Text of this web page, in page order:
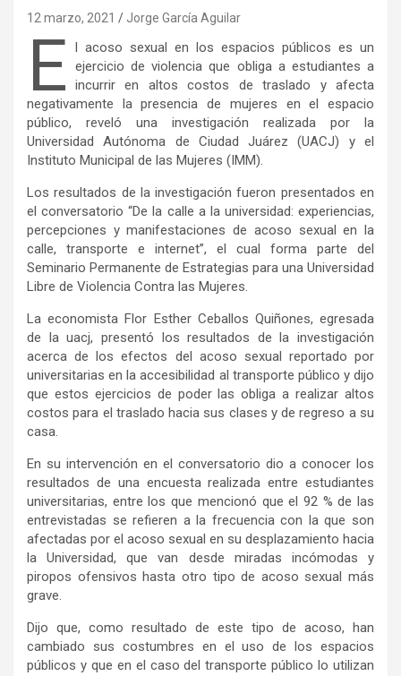
12 marzo, 2021 Jorge García Aguilar
E
l acoso sexual en los espacios públicos es un
ejercicio de violencia que obliga a estudiantes a
incurrir en altos costos de traslado y afecta
negativamente la presencia de mujeres en el espacio
público, reveló una investigación realizada por la
Universidad Autónoma de Ciudad Juárez (UACJ) y el
Instituto Municipal de las Mujeres (IMM).
Los resultados de la investigación fueron presentados en
el conversatorio “De la calle a la universidad: experiencias,
percepciones y manifestaciones de acoso sexual en la
calle, transporte e internet”, el cual forma parte del
Seminario Permanente de Estrategias para una Universidad
Libre de Violencia Contra las Mujeres.
La economista Flor Esther Ceballos Quiñones, egresada
de la uacj, presentó los resultados de la investigación
acerca de los efectos del acoso sexual reportado por
universitarias en la accesibilidad al transporte público y dijo
que estos ejercicios de poder las obliga a realizar altos
costos para el traslado hacia sus clases y de regreso a su
casa.
En su intervención en el conversatorio dio a conocer los
resultados de una encuesta realizada entre estudiantes
universitarias, entre los que mencionó que el 92 % de las
entrevistadas se refieren a la frecuencia con la que son
afectadas por el acoso sexual en su desplazamiento hacia
la Universidad, que van desde miradas incómodas y
piropos ofensivos hasta otro tipo de acoso sexual más
grave.
Dijo que, como resultado de este tipo de acoso, han
cambiado sus costumbres en el uso de los espacios
públicos y que en el caso del transporte público lo utilizan